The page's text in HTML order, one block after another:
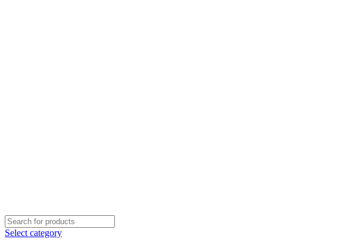
Select category